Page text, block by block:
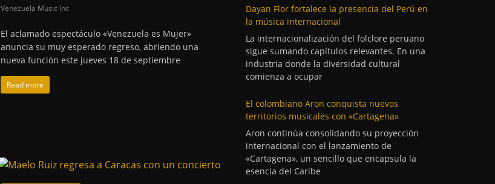
Venezuela Music Inc
El aclamado espectáculo «Venezuela es Mujer»
anuncia su muy esperado regreso, abriendo una
nueva función este jueves 18 de septiembre
Read more
Dayan Flor fortalece la presencia del Perú en
la música internacional
La internacionalización del folclore peruano
sigue sumando capítulos relevantes. En una
industria donde la diversidad cultural
comienza a ocupar
El colombiano Aron conquista nuevos
territorios musicales con «Cartagena»
Aron continúa consolidando su proyección
internacional con el lanzamiento de
«Cartagena», un sencillo que encapsula la
esencia del Caribe